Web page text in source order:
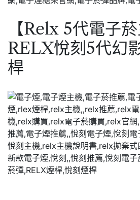
【Relx 5代電子菸
RELX悅刻5代幻
桿